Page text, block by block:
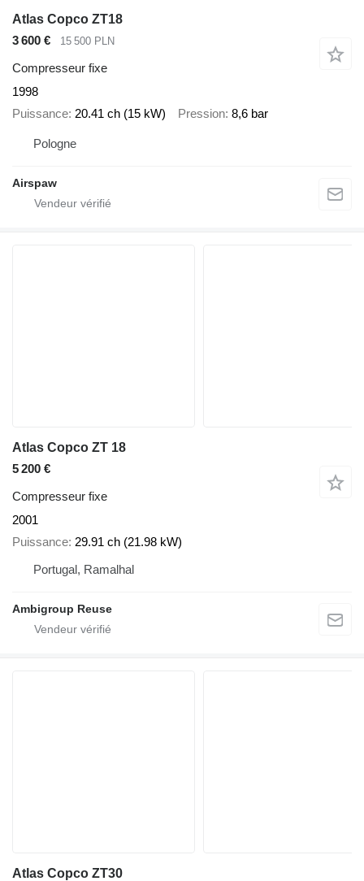
Atlas Copco ZT18
3 600 €
15 500 PLN
Compresseur fixe
1998
Puissance 20.41 ch (15 kW) Pression 8,6 bar
Pologne
Airspaw
Atlas Copco ZT 18
5 200 €
Compresseur fixe
2001
Puissance 29.91 ch (21.98 kW)
Portugal, Ramalhal
Ambigroup Reuse
Atlas Copco ZT30